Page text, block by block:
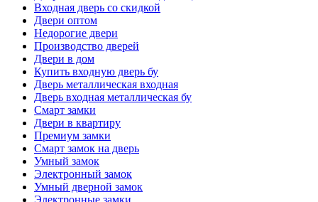
Входная дверь со скидкой
Двери оптом
Недорогие двери
Производство дверей
Двери в дом
Купить входную дверь бу
Дверь металлическая входная
Дверь входная металлическая бу
Смарт замки
Двери в квартиру
Премиум замки
Смарт замок на дверь
Умный замок
Электронный замок
Умный дверной замок
Электронные замки